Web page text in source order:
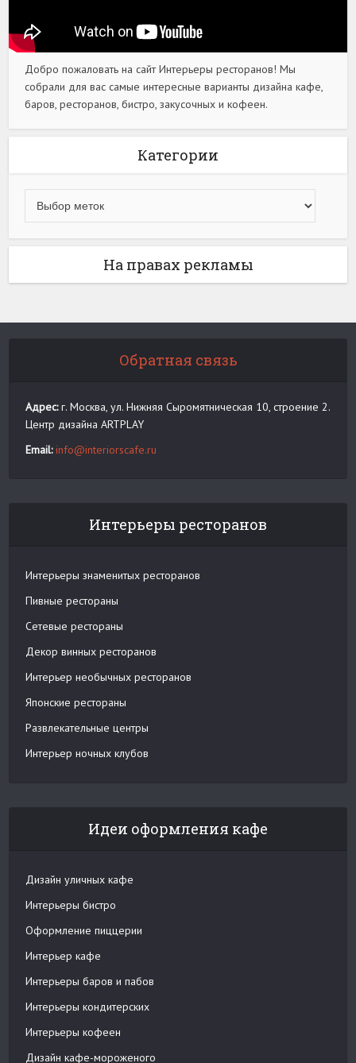
Добро пожаловать на сайт Интерьеры ресторанов! Мы
собрали для вас самые интересные варианты дизайна кафе,
баров, ресторанов, бистро, закусочных и кофеен.
Категории
На правах рекламы
Обратная связь
Адрес:г. Москва, ул. Нижняя Сыромятническая 10, строение 2.
Центр дизайна ARTPLAY
Email: info@interiorscafe.ru
Интерьеры ресторанов
Интерьеры знаменитых ресторанов
Пивные рестораны
Сетевые рестораны
Декор винных ресторанов
Интерьер необычных ресторанов
Японские рестораны
Развлекательные центры
Интерьер ночных клубов
Идеи оформления кафе
Дизайн уличных кафе
Интерьеры бистро
Оформление пиццерии
Интерьер кафе
Интерьеры баров и пабов
Интерьеры кондитерских
Интерьеры кофеен
Дизайн кафе-мороженого